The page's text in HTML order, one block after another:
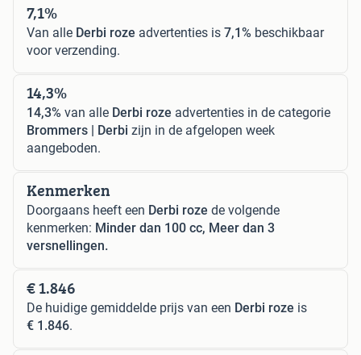
7,1%
Van alle Derbi roze advertenties is 7,1% beschikbaar
voor verzending.
14,3%
14,3% van alle Derbi roze advertenties in de categorie
Brommers | Derbi zijn in de afgelopen week
aangeboden.
Kenmerken
Doorgaans heeft een Derbi roze de volgende
kenmerken: Minder dan 100 cc, Meer dan 3
versnellingen.
€ 1.846
De huidige gemiddelde prijs van een Derbi roze is
€ 1.846.